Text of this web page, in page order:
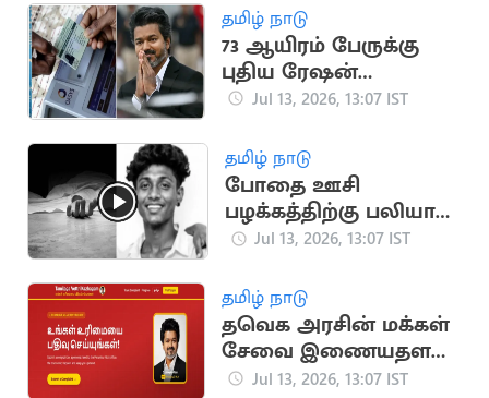
தமிழ் நாடு
73 ஆயிரம் பேருக்கு
புதிய ரேஷன்
அட்டைகள் வழங்கும்
Jul 13, 2026, 13:07 IST
தமிழ் நாடு
போதை ஊசி
பழக்கத்திற்கு பலியான
திருச்சி இளைஞர்:
Jul 13, 2026, 13:07 IST
தமிழ் நாடு
தவெக அரசின் மக்கள்
சேவை இணையதளம்
தொடக்கம்
Jul 13, 2026, 13:07 IST